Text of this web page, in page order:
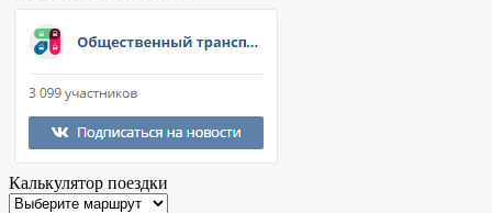
Калькулятор поездки